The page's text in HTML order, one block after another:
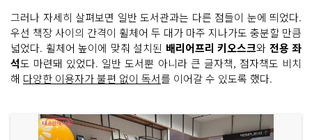
그러나 자세히 살펴보면 일반 도서관과는 다른 점들이 눈에 띄었다.
우선 책장 사이의 간격이 휠체어 두 대가 마주 지나가도 충분할 만큼
넓었다. 휠체어 높이에 맞춰 설치된 배리어프리 키오스크와 전용 좌
석도 마련돼 있었다. 일반 도서뿐 아니라 큰 글자책, 점자책도 비치
해 다양한 이용자가 불편 없이 독서를 이어갈 수 있도록 했다.